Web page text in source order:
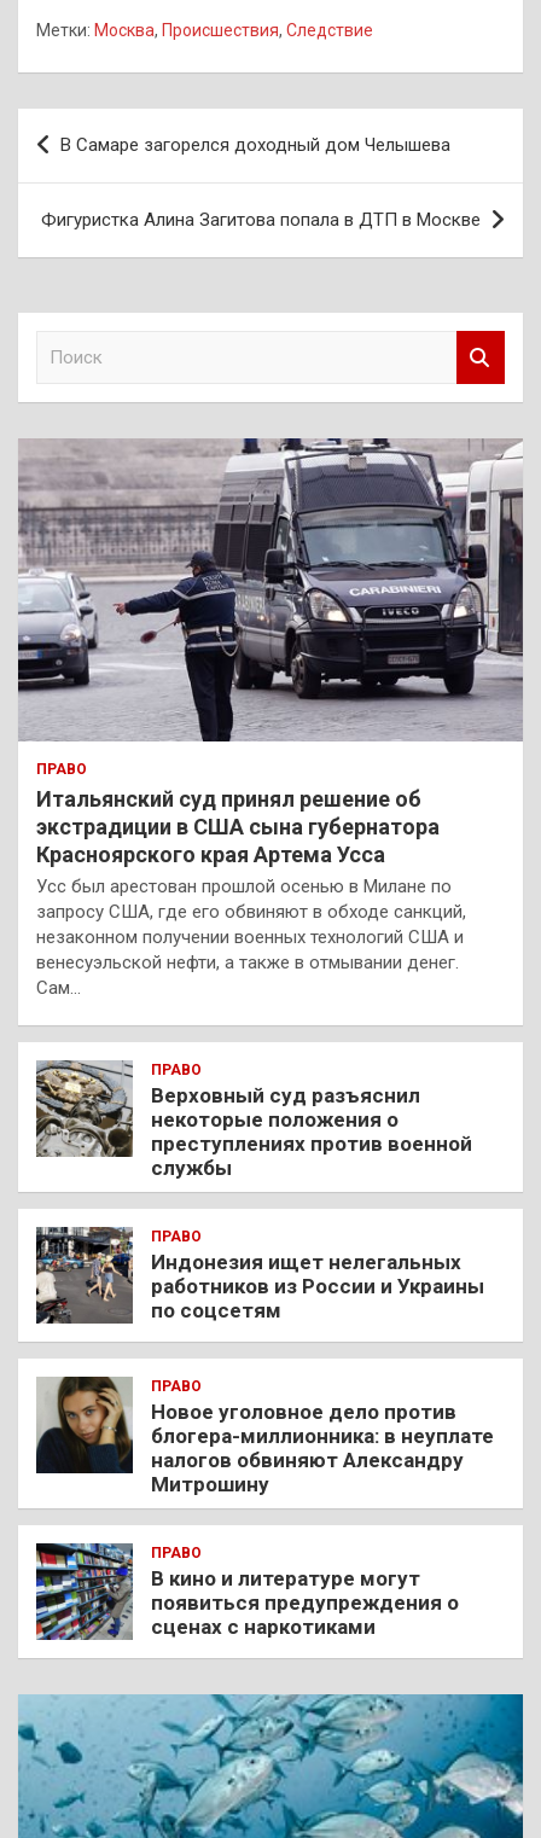
Метки: Москва, Происшествия, Следствие
Навигация
по
записям
В Самаре загорелся доходный дом Челышева
Фигуристка Алина Загитова попала в ДТП в Москве
к
ПРАВО
Итальянский суд принял решение об
экстрадиции в США сына губернатора
Красноярского края Артема Усса
Усс был арестован прошлой осенью в Милане по
запросу США, где его обвиняют в обходе санкций,
незаконном получении военных технологий США и
венесуэльской нефти, а также в отмывании денег.
Сам…
ПРАВО
Верховный суд разъяснил
некоторые положения о
преступлениях против военной
службы
ПРАВО
Индонезия ищет нелегальных
работников из России и Украины
по соцсетям
ПРАВО
Новое уголовное дело против
блогера-миллионника: в неуплате
налогов обвиняют Александру
Митрошину
ПРАВО
В кино и литературе могут
появиться предупреждения о
сценах с наркотиками